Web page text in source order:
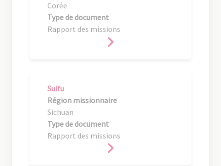
Corée
Type de document
Rapport des missions
Suifu
Région missionnaire
Sichuan
Type de document
Rapport des missions